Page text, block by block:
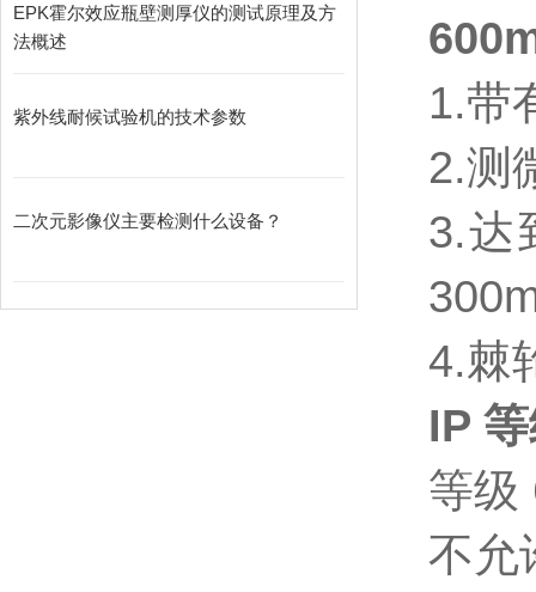
EPK霍尔效应瓶壁测厚仪的测试原理及方
法概述
紫外线耐候试验机的技术参数
二次元影像仪主要检测什么设备？
1.带
2.测
3.达
4.棘
IP
等级
不允